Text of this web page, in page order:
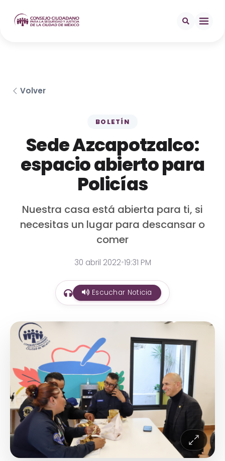
Volver
BOLETÍN
Sede Azcapotzalco:
espacio abierto para
Policías
Nuestra casa está abierta para ti, si
necesitas un lugar para descansar o
comer
30 abril 2022•19:31 PM
Escuchar Noticia